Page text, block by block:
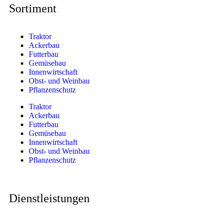
Sortiment
Traktor
Ackerbau
Futterbau
Gemüsebau
Innenwirtschaft
Obst- und Weinbau
Pflanzenschutz
Traktor
Ackerbau
Futterbau
Gemüsebau
Innenwirtschaft
Obst- und Weinbau
Pflanzenschutz
Dienstleistungen